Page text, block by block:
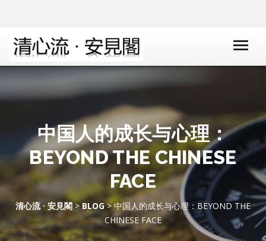
中国人的成长与心理：
BEYOND THE CHINESE
FACE
清心流 · 安見閣>BLOG> 中国人的成长与心理：BEYOND THE
CHINESE FACE